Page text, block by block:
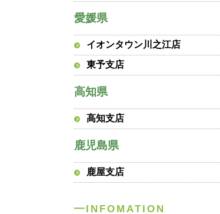
愛媛県
イオンタウン川之江店
東予支店
高知県
高知支店
鹿児島県
鹿屋支店